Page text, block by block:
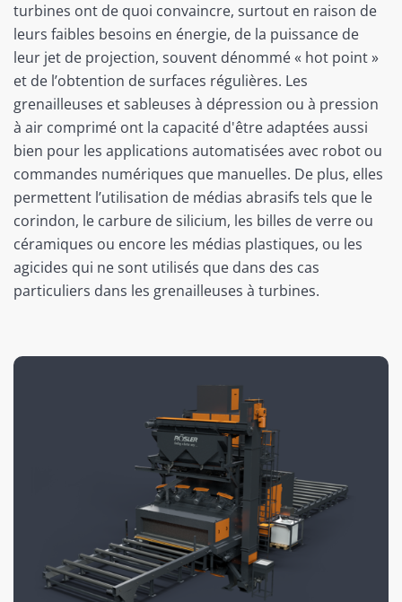
turbines ont de quoi convaincre, surtout en raison de
leurs faibles besoins en énergie, de la puissance de
leur jet de projection, souvent dénommé « hot point »
et de l’obtention de surfaces régulières. Les
grenailleuses et sableuses à dépression ou à pression
à air comprimé ont la capacité d'être adaptées aussi
bien pour les applications automatisées avec robot ou
commandes numériques que manuelles. De plus, elles
permettent l’utilisation de médias abrasifs tels que le
corindon, le carbure de silicium, les billes de verre ou
céramiques ou encore les médias plastiques, ou les
agicides qui ne sont utilisés que dans des cas
particuliers dans les grenailleuses à turbines.